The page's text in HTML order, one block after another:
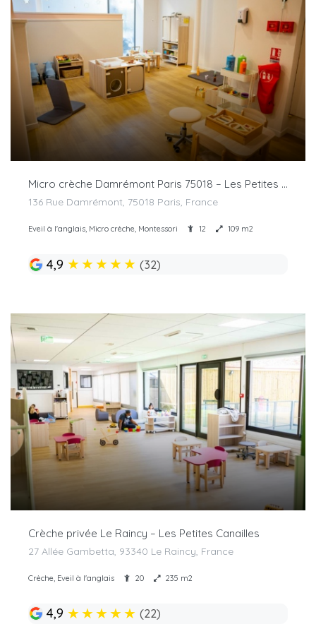
Micro crèche Damrémont Paris 75018 – Les Petites Canailles
136 Rue Damrémont, 75018 Paris, France
Eveil à l'anglais, Micro crèche, Montessori 12 109 m2
4,9 ★★★★★ (32)
Crèche privée Le Raincy – Les Petites Canailles
27 Allée Gambetta, 93340 Le Raincy, France
Crèche, Eveil à l'anglais 20 235 m2
4,9 ★★★★★ (22)